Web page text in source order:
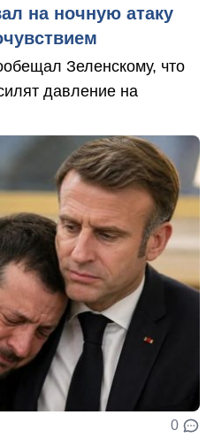
на ночную атаку
Зеленскому, что
давление на
0